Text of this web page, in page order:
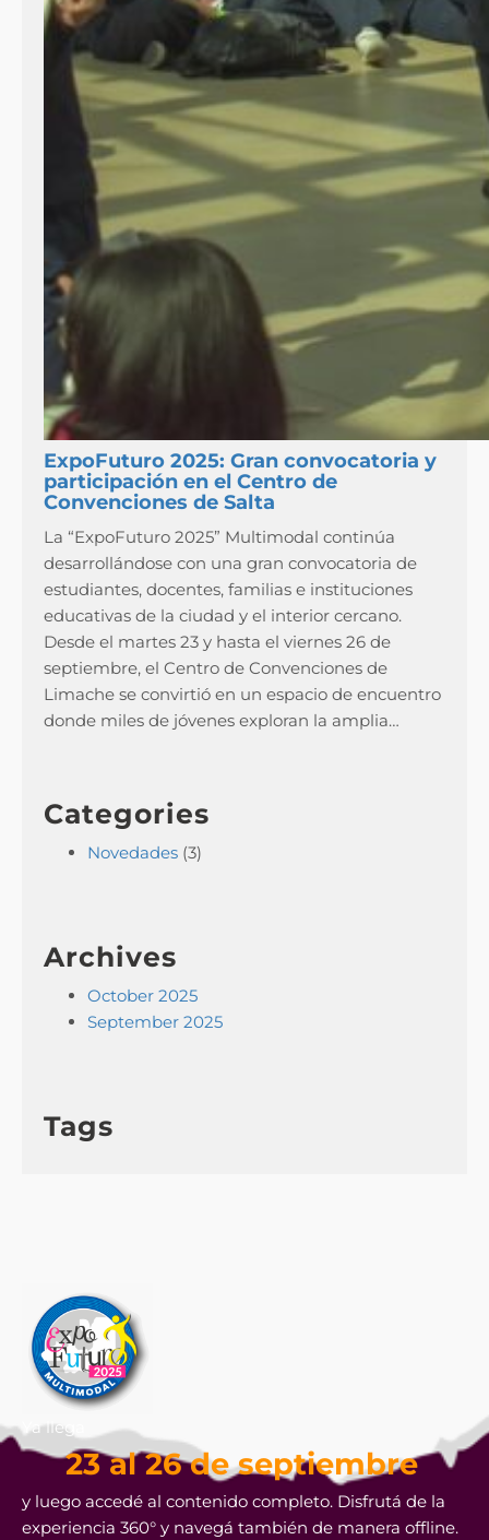
ExpoFuturo 2025: Gran convocatoria y
participación en el Centro de
Convenciones de Salta
La “ExpoFuturo 2025” Multimodal continúa
desarrollándose con una gran convocatoria de
estudiantes, docentes, familias e instituciones
educativas de la ciudad y el interior cercano.
Desde el martes 23 y hasta el viernes 26 de
septiembre, el Centro de Convenciones de
Limache se convirtió en un espacio de encuentro
donde miles de jóvenes exploran la amplia…
Categories
Novedades (3)
Archives
October 2025
September 2025
Tags
Ya llega
23 al 26 de septiembre
y luego accedé al contenido completo. Disfrutá de la
experiencia 360° y navegá también de manera offline.